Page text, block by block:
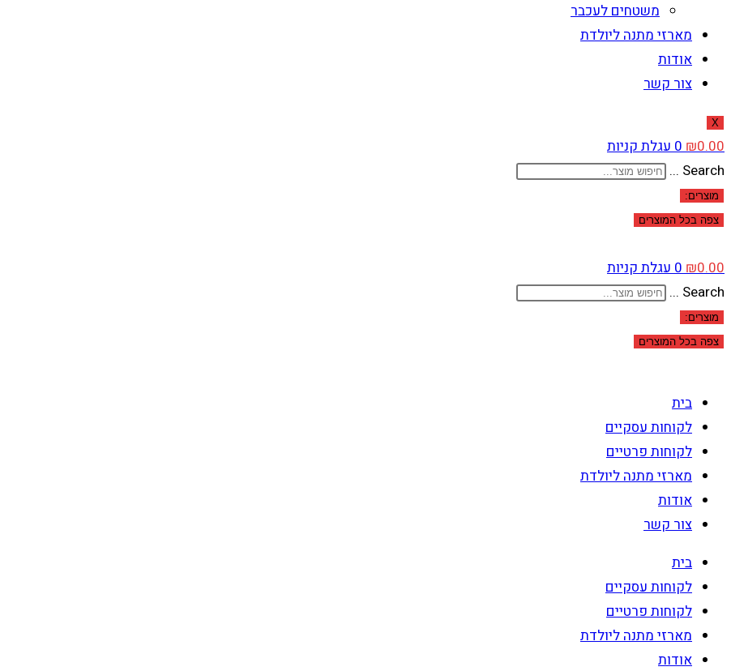
משטחים לעכבר
מארזי מתנה ליולדת
אודות
צור קשר
X
₪0.00
0עגלת קניות
Search ...
מוצרים:
צפה בכל המוצרים
₪0.00
0עגלת קניות
Search ...
מוצרים:
צפה בכל המוצרים
בית
לקוחות עסקיים
לקוחות פרטיים
מארזי מתנה ליולדת
אודות
צור קשר
בית
לקוחות עסקיים
לקוחות פרטיים
מארזי מתנה ליולדת
אודות